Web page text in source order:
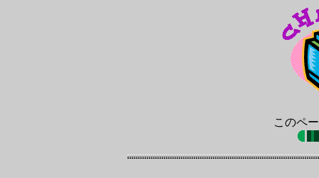
このペ